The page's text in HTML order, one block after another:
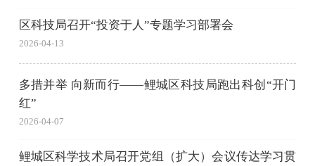
区科技局召开“投资于人”专题学习部署会
2026-04-13
多措并举 向新而行——鲤城区科技局跑出科创“开门
红”
2026-04-07
鲤城区科学技术局召开党组（扩大）会议传达学习贯